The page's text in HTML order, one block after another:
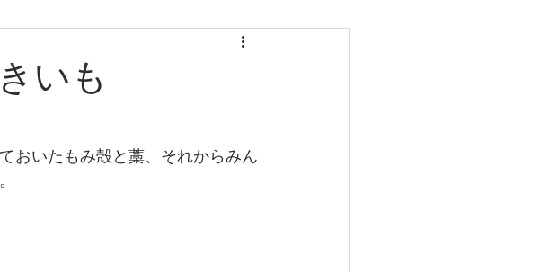
いも
おいたもみ殻と藁、それからみん